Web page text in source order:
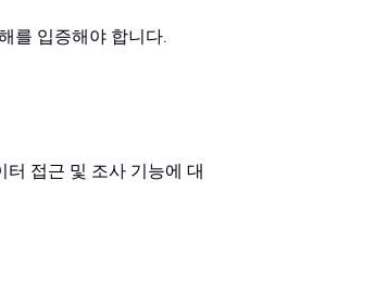
를 입증해야 합니다.
접근 및 조사 기능에 대